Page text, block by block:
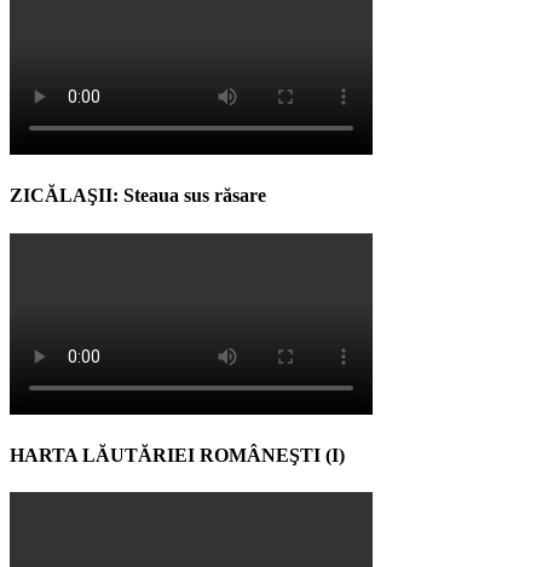
ZICĂLAŞII: Steaua sus răsare
HARTA LĂUTĂRIEI ROMÂNEŞTI (I)